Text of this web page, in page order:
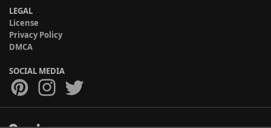
LEGAL
License
Privacy Policy
DMCA
SOCIAL MEDIA